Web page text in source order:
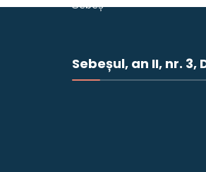
Sebeșul, an II, nr. 3,